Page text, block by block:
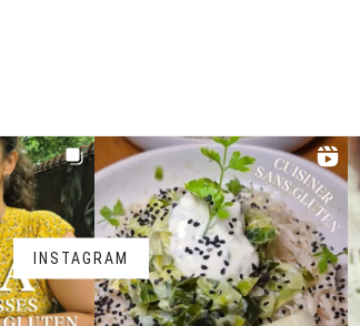
INSTAGRAM